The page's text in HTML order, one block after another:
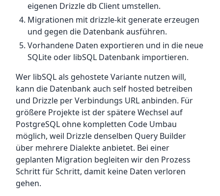
eigenen Drizzle db Client umstellen.
Migrationen mit drizzle-kit generate erzeugen
und gegen die Datenbank ausführen.
Vorhandene Daten exportieren und in die neue
SQLite oder libSQL Datenbank importieren.
Wer libSQL als gehostete Variante nutzen will,
kann die Datenbank auch self hosted betreiben
und Drizzle per Verbindungs URL anbinden. Für
größere Projekte ist der spätere Wechsel auf
PostgreSQL ohne kompletten Code Umbau
möglich, weil Drizzle denselben Query Builder
über mehrere Dialekte anbietet. Bei einer
geplanten Migration begleiten wir den Prozess
Schritt für Schritt, damit keine Daten verloren
gehen.